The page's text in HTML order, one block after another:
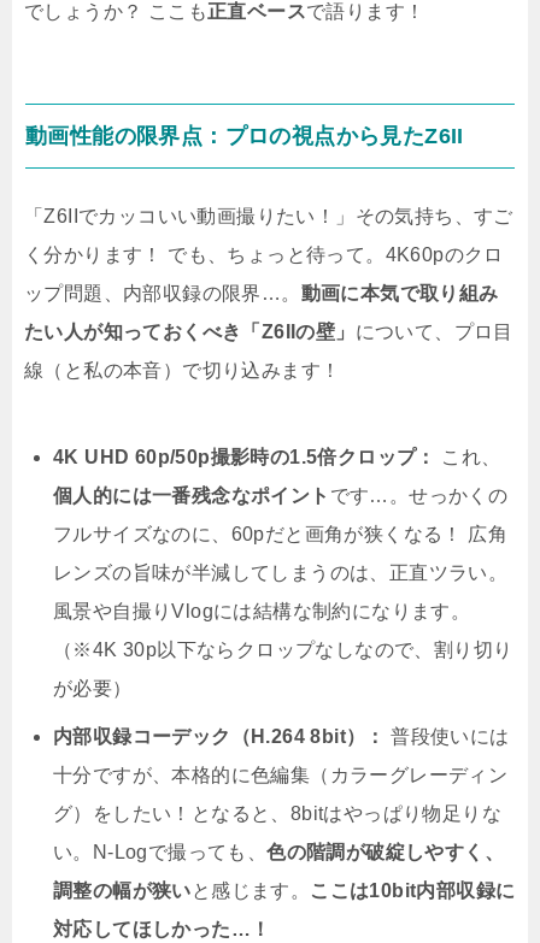
でしょうか？ ここも正直ベースで語ります！
動画性能の限界点：プロの視点から見たZ6II
「Z6IIでカッコいい動画撮りたい！」その気持ち、すご
く分かります！ でも、ちょっと待って。4K60pのクロ
ップ問題、内部収録の限界…。 動画に本気で取り組み
たい人が知っておくべき「Z6IIの壁」 について、プロ目
線（と私の本音）で切り込みます！
4K UHD 60p/50p撮影時の1.5倍クロップ：
これ、
個人的には一番残念なポイント です…。せっかくの
フルサイズなのに、60pだと画角が狭くなる！ 広角
レンズの旨味が半減してしまうのは、正直ツラい。
風景や自撮りVlogには結構な制約になります。
（※4K 30p以下ならクロップなしなので、割り切り
が必要）
内部収録コーデック（H.264 8bit）：
普段使いには
十分ですが、本格的に色編集（カラーグレーディン
グ）をしたい！となると、8bitはやっぱり物足りな
い。N-Logで撮っても、色の階調が破綻しやすく、
調整の幅が狭いと感じます。
ここは10bit内部収録に
対応してほしかった…！